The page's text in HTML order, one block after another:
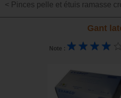
< Pinces pelle et étuis ramasse
Gant
Note :